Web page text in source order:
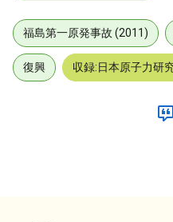
福島第一原発事故 (2011)
復興 収録:日本原子力研